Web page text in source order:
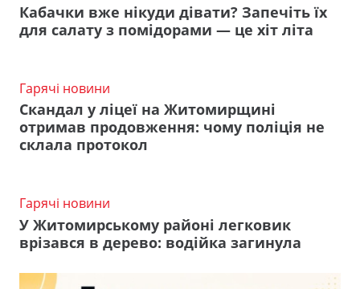
Кабачки вже нікуди дівати? Запечіть їх
для салату з помідорами — це хіт літа
Гарячі новини
Скандал у ліцеї на Житомирщині
отримав продовження: чому поліція не
склала протокол
Гарячі новини
У Житомирському районі легковик
врізався в дерево: водійка загинула